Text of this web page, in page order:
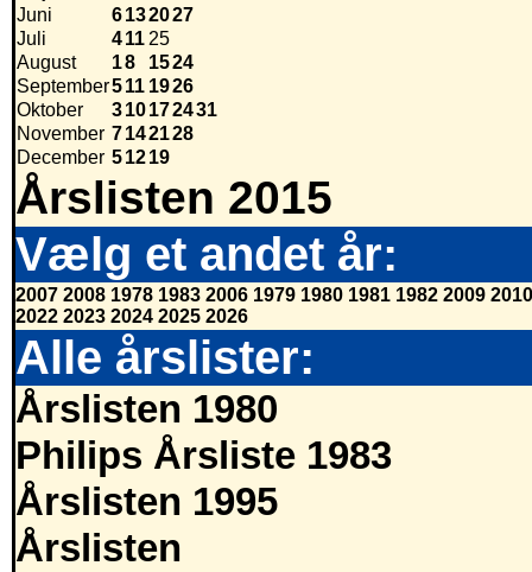
Juni
6132027
Juli
411 25
August
18 1524
September511 1926
Oktober
310172431
November 7142128
December 51219
Årslisten 2015
Vælg et andet år:
2007 2008 1978 1983 2006 1979 1980 1981 1982 2009 2010
2022 2023 2024 2025 2026
Alle årslister:
Årslisten 1980
Philips Årsliste 1983
Årslisten 1995
Årslisten